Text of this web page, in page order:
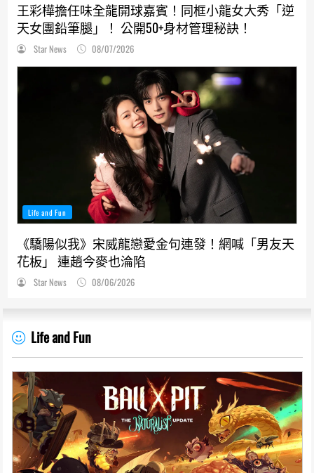
王彩樺擔任味全龍開球嘉賓！同框小龍女大秀「逆
天女團鉛筆腿」！ 公開50+身材管理秘訣！
Star News 08/07/2026
Life and Fun
《驕陽似我》宋威龍戀愛金句連發！網喊「男友天
花板」 連趙今麥也淪陷
Star News 08/06/2026
Life and Fun